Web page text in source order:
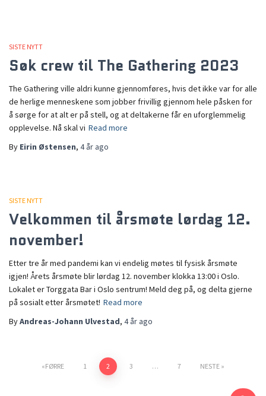
SISTE NYTT
Søk crew til The Gathering 2023
The Gathering ville aldri kunne gjennomføres, hvis det ikke var for alle
de herlige menneskene som jobber frivillig gjennom hele påsken for
å sørge for at alt er på stell, og at deltakerne får en uforglemmelig
opplevelse. Nå skal vi Read more
By Eirin Østensen, 4 år ago
SISTE NYTT
Velkommen til årsmøte lørdag 12.
november!
Etter tre år med pandemi kan vi endelig møtes til fysisk årsmøte
igjen! Årets årsmøte blir lørdag 12. november klokka 13:00 i Oslo.
Lokalet er Torggata Bar i Oslo sentrum! Meld deg på, og delta gjerne
på sosialt etter årsmøtet! Read more
ByAndreas-Johann Ulvestad, 4 år ago
FØRRE 1 2 3 … 7 NESTE